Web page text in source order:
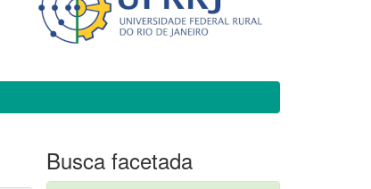
Busca facetada